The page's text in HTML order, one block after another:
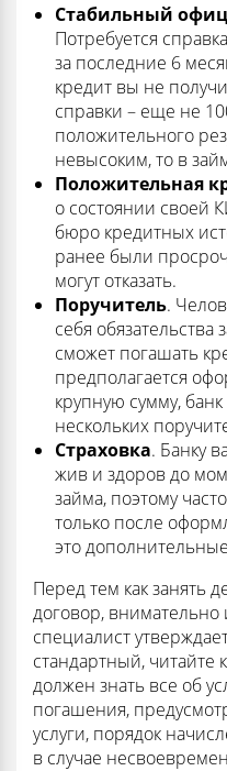
Стабильный
Потребуется
за последние 6
кредит вы не
справки – еще не
положительного
невысоким, то в
Положительная
о состоянии своей
бюро кредитных
ранее были
могут отказать.
Поручитель.
себя
сможет погашать
предполагается
крупную сумму,
нескольких
Страховка. Банку
жив и здоров до
займа, поэтому
только после
это
Перед тем как занять
договор, внимательно
специалист
стандартный, читайте
должен знать все об
погашения,
услуги, порядок
в случае